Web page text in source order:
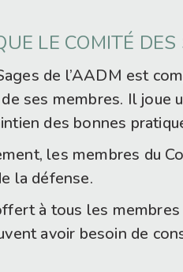
LE COMITÉ DES
de l’AADM est
ses membres. Il
des bonnes
les membres du
la défense.
à tous les
avoir besoin de